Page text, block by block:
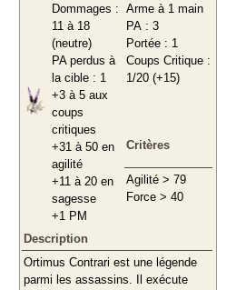
Dommages :
11 à 18
(neutre)
PA perdus à
la cible : 1
+3 à 5 aux
coups
critiques
+31 à 50 en
agilité
+11 à 20 en
sagesse
+1 PM
Arme à 1 main
PA : 3
Portée : 1
Coups Critique :
1/20 (+15)
Critères
Agilité > 79
Force > 40
Description
Ortimus Contrari est une légende
parmi les assassins. Il exécute